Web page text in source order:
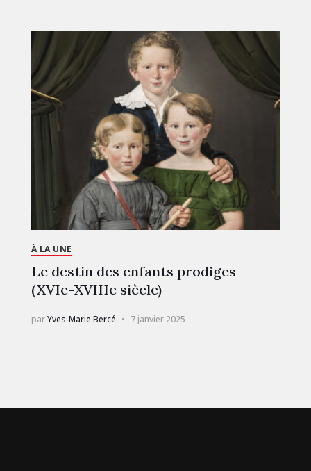
À LA UNE
Le destin des enfants prodiges
(XVIe-XVIIIe siècle)
parYves-Marie Bercé 7 janvier 2025